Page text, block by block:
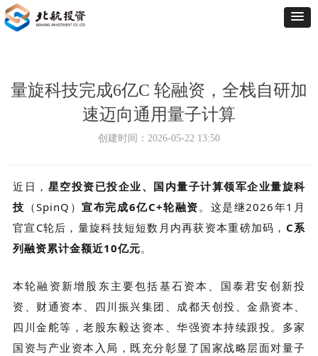
量旋科技完成6亿C 轮融资，全栈自研加
速迈向通用量子计算
近日， 星空投资已投企业、国内量子计算领军企业量旋科
技 （SpinQ）宣布完成6亿C+轮融资。这是继2026年1月
官宣C轮后，量旋科技短短数月内再获资本重磅加码， C系
列融资累计金额近10亿元。
本轮融资新增股东主要包括基石资本、国泰君安创新投
资、财通资本、四川振兴集团、成都天创投、金鼎资本、
四川金舵等 ，老股东毅达资本、华强资本持续跟投。 多家
国资与产业资本入局，既充分彰显了国家战略层面对量子
创建时间： 2026-05-22 13:50